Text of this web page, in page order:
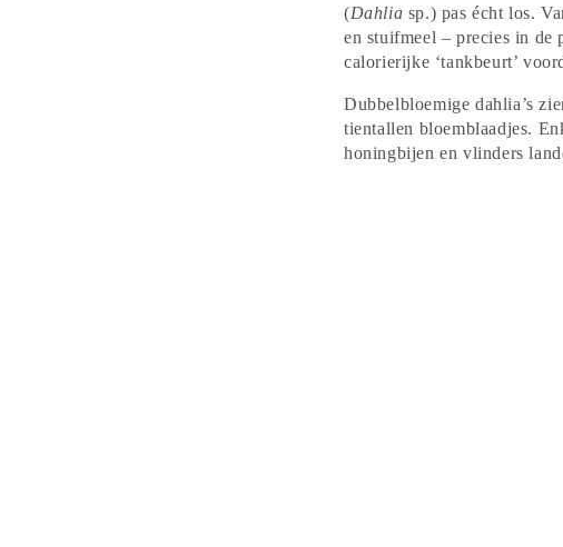
(Dahlia sp.) pas écht los.
en stuifmeel – precies in de
calorierijke ‘tankbeurt’
Dubbelbloemige dahlia’s
tientallen bloemblaadjes.
honingbijen en vlinders